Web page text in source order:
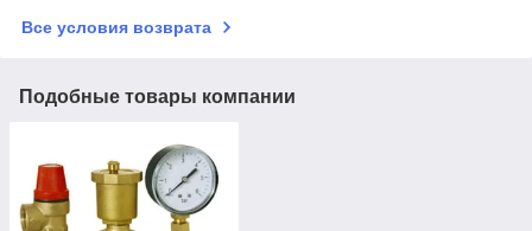
Все условия возврата
Подобные товары компании